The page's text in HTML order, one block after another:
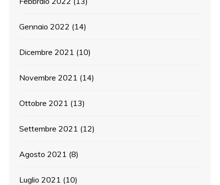
Gennaio 2022 (14)
Dicembre 2021 (10)
Novembre 2021 (14)
Ottobre 2021 (13)
Settembre 2021 (12)
Agosto 2021 (8)
Luglio 2021 (10)